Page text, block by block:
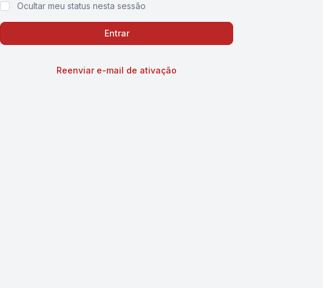
Ocultar meu status nesta sessão
Reenviar e-mail de ativação